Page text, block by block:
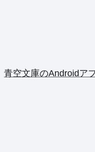
青空文庫のAndroidア